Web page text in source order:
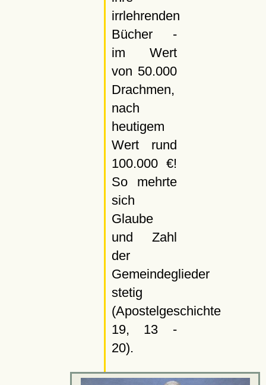
irrlehrenden
Bücher -
im Wert
von 50.000
Drachmen,
nach
heutigem
Wert rund
100.000 €!
So mehrte
sich
Glaube
und Zahl
der
Gemeindeglieder
stetig
(Apostelgeschichte
19, 13 -
20).